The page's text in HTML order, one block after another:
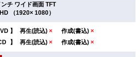
チ ワイド画面 TFT
（1920× 1080）
】 再生(読込) × 作成(書込) ×
】 再生(読込) × 作成(書込) ×